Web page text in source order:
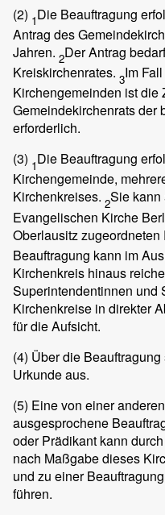
(2) 1Die Beauftragung
Antrag des
Jahren. 2Der Antrag
Kreiskirchenrates. 3Im
Kirchengemeinden ist die
Gemeindekirchenrats der
erforderlich.
(3) 1Die Beauftragung
Kirchengemeinde,
Kirchenkreises. 2Sie kann
Evangelischen Kirche
Oberlausitz
Beauftragung kann im
Kirchenkreis hinaus
Superintendentinnen und
Kirchenkreise in direkter
für die Aufsicht.
(4) Über die
Urkunde aus.
(5) Eine von einer
ausgesprochene
oder Prädikant kann
nach Maßgabe dieses
und zu einer
führen.